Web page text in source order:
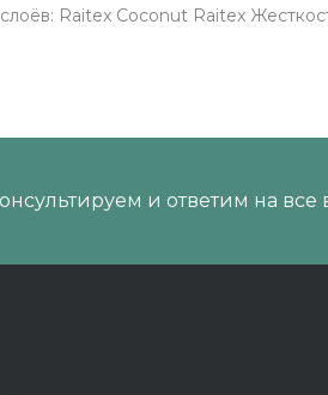
Raitex Coconut Raitex
и ответим на